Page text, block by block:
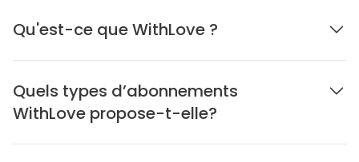
Qu'est-ce que WithLove ?
Quels types d’abonnements
WithLove propose-t-elle?